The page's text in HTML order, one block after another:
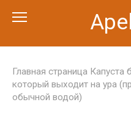
Главная страница Капуста
который выходит на ура
обычной водой)